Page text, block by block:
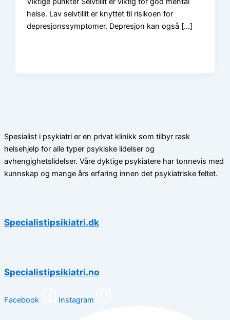
helse. Lav selvtillit er knyttet til risikoen for
depresjonssymptomer. Depresjon kan også […]
Spesialist i psykiatri er en privat klinikk som tilbyr rask
helsehjelp for alle typer psykiske lidelser og
avhengighetslidelser. Våre dyktige psykiatere har tonnevis med
kunnskap og mange års erfaring innen det psykiatriske feltet.
Specialistipsikiatri.dk
Specialistipsikiatri.no
Facebook Instagram